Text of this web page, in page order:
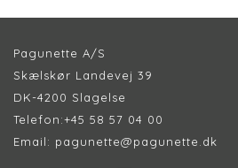
Pagunette A/S
Skælskør Landevej 39
DK-4200 Slagelse
Telefon:+45 58 57 04 00
Email: pagunette@pagunette.dk